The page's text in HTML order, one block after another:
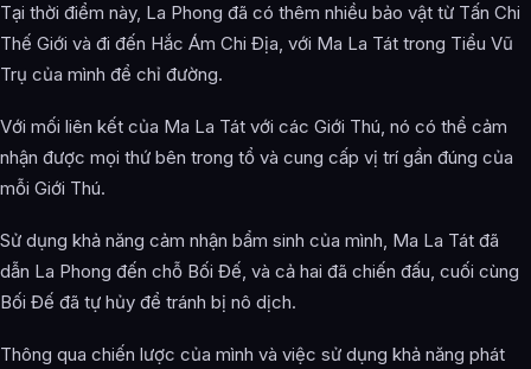
Tại thời điểm này, La Phong đã có thêm nhiều bảo vật từ Tấn Chi
Thế Giới và đi đến Hắc Ám Chi Địa, với Ma La Tát trong Tiểu Vũ
Trụ của mình để chỉ đường.
Với mối liên kết của Ma La Tát với các Giới Thú, nó có thể cảm
nhận được mọi thứ bên trong tổ và cung cấp vị trí gần đúng của
mỗi Giới Thú.
Sử dụng khả năng cảm nhận bẩm sinh của mình, Ma La Tát đã
dẫn La Phong đến chỗ Bối Đế, và cả hai đã chiến đấu, cuối cùng
Bối Đế đã tự hủy để tránh bị nô dịch.
Thông qua chiến lược của mình và việc sử dụng khả năng phát